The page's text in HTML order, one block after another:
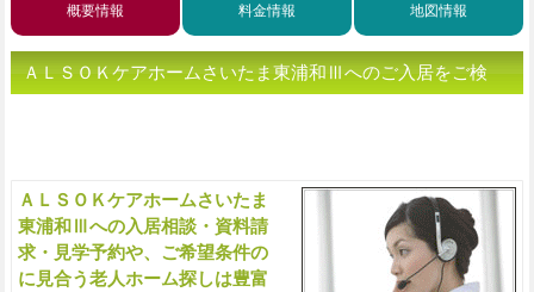
概要情報 料金情報 地図情報
ＡＬＳＯＫケアホームさいたま東浦和Ⅲへのご入居をご検
ＡＬＳＯＫケアホームさいたま
東浦和Ⅲへの入居相談・資料請
求・見学予約や、ご希望条件の
に見合う老人ホーム探しは豊富